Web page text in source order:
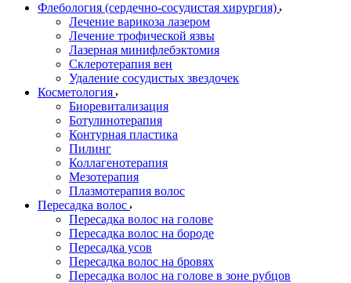
Флебология (сердечно-сосудистая хирургия)
Лечение варикоза лазером
Лечение трофической язвы
Лазерная минифлебэктомия
Cклеротерапия вен
Удаление сосудистых звездочек
Косметология
Биоревитализация
Ботулинотерапия
Контурная пластика
Пилинг
Коллагенотерапия
Мезотерапия
Плазмотерапия волос
Пересадка волос
Пересадка волос на голове
Пересадка волос на бороде
Пересадка усов
Пересадка волос на бровях
Пересадка волос на голове в зоне рубцов